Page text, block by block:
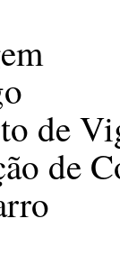
de
de